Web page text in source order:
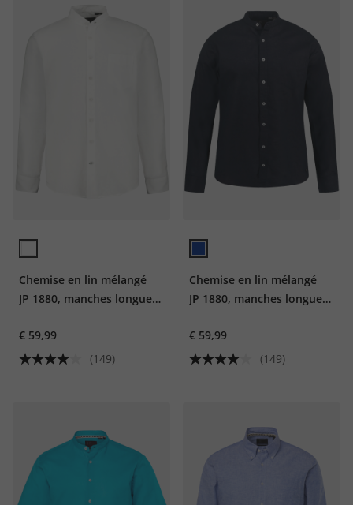
Chemise en lin mélangé
JP 1880, manches longues
Modern Fit - jusqu'au 8 XL
€ 59,99
(149)
Chemise en lin mélangé
JP 1880, manches longues
Modern Fit - jusqu'au 8 XL
€ 59,99
(149)